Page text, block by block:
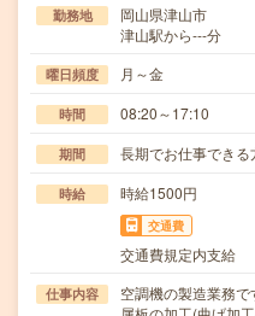
勤務地
岡山県津山市
津山駅から---分
曜日頻度 月～金
時間 08:20～17:10
期間 長期でお仕事できる
時給 時給1500円
交通費
交通費規定内支給
仕事内容
空調機の製造業務